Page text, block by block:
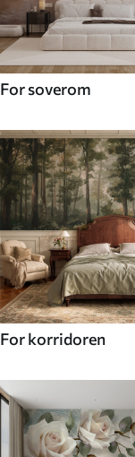
For soverom
For korridoren